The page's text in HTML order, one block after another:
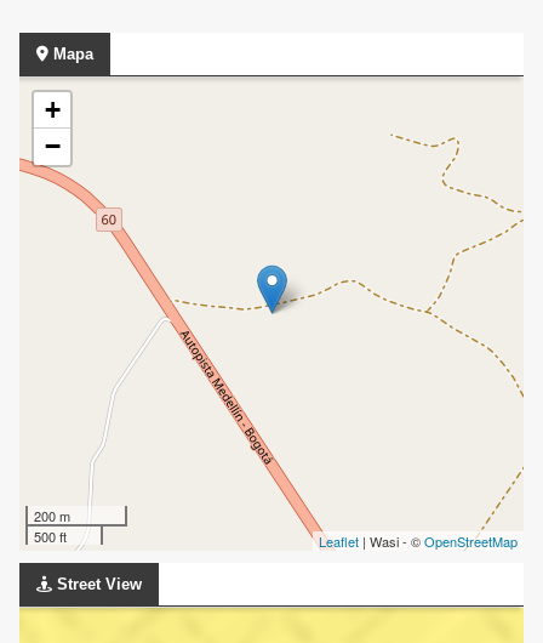
Mapa
+
−
200 m
500 ft
Leaflet | Wasi - ©OpenStreetMap
Street View